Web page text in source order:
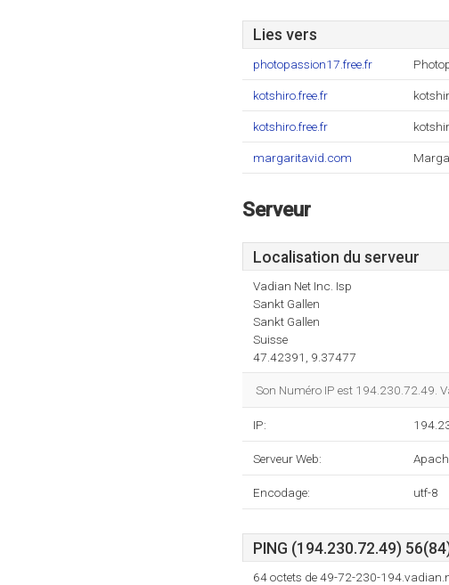
Lies vers
photopassion17.free.fr
kotshiro.free.fr
kotshiro.free.fr
margaritavid.com
Serveur
Localisation du serveur
Vadian Net Inc. Isp
Sankt Gallen
Sankt Gallen
Suisse
47.42391, 9.37477
Son Numéro IP est 194.230.72.49.
IP:
Serveur Web:
Encodage: utf-8
PING (194.230.72.49)
64 octets de 49-72-230-